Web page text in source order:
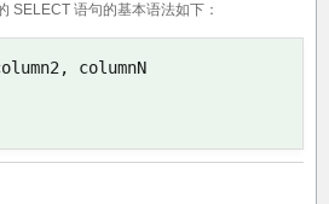
SELECT 语句的基本语法如下：
,
columnN